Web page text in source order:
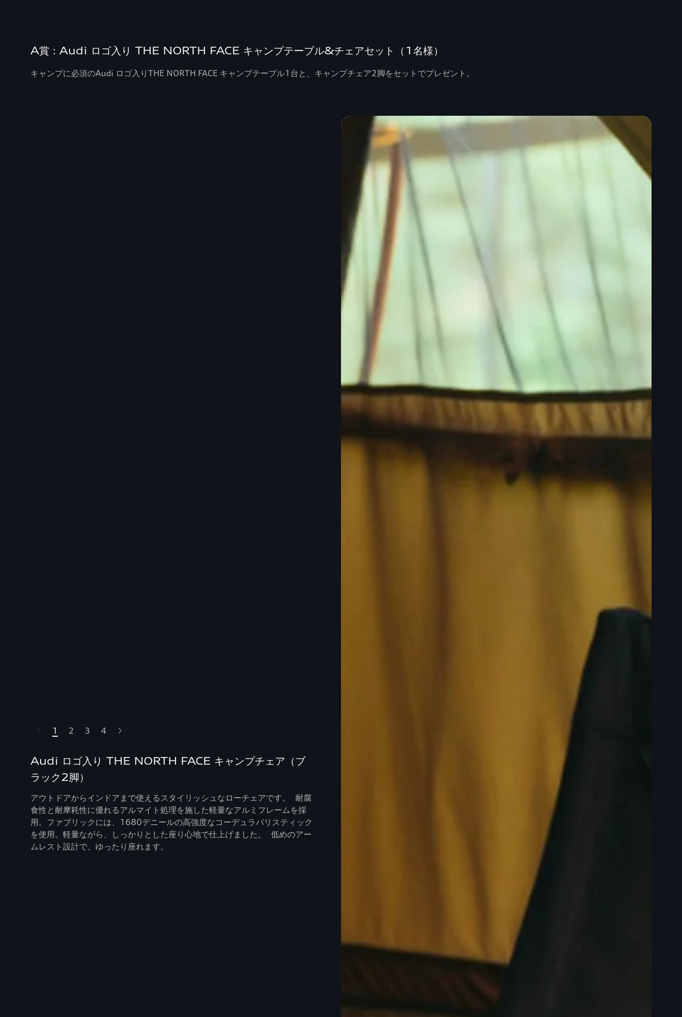
A賞：Audi ロゴ入り THE NORTH FACE キャンプテーブル&チェアセット（1名様）
キャンプに必須のAudi ロゴ入りTHE NORTH FACE キャンプテーブル1台と、キャンプチェア2脚をセットでプレゼント。
1 2 3 4
Audi ロゴ入り THE NORTH FACE キャンプチェア（ブ
ラック2脚）
アウトドアからインドアまで使えるスタイリッシュなローチェアです。 耐腐
食性と耐摩耗性に優れるアルマイト処理を施した軽量なアルミフレームを採
用。ファブリックには、1680デニールの高強度なコーデュラバリスティック
を使用。軽量ながら、しっかりとした座り心地で仕上げました。 低めのアー
ムレスト設計で、ゆったり座れます。